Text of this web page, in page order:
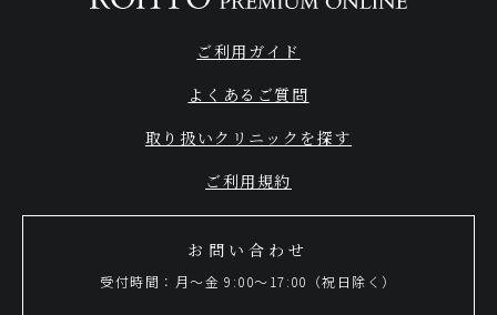
ご利用ガイド
よくあるご質問
取り扱いクリニックを探す
ご利用規約
お問い合わせ
受付時間：月～金 9:00～17:00（祝日除く）